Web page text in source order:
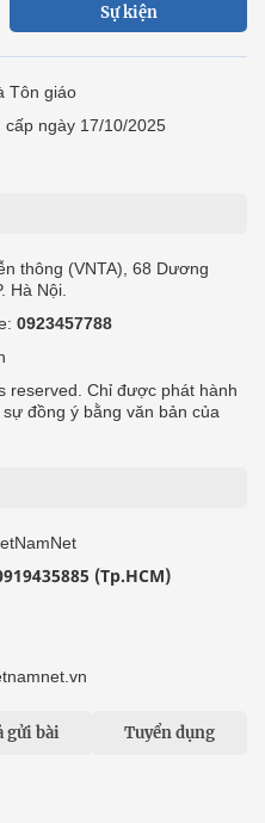
Sự kiện
Tôn giáo
cấp ngày 17/10/2025
thông (VNTA), 68 Dương
Hà Nội.
0923457788
reserved. Chỉ được phát hành
đồng ý bằng văn bản của
(Tp.HCM)
gửi bài Tuyển dụng